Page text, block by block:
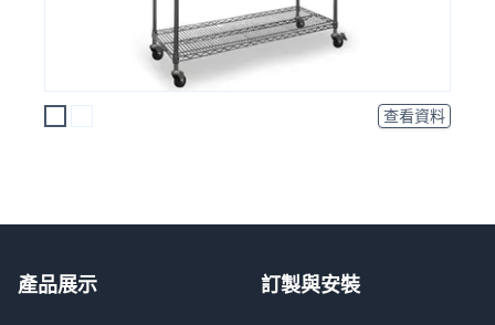
查看資料
產品展示 訂製與安裝